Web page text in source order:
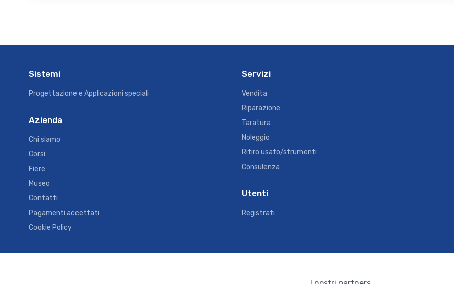
Sistemi
Progettazione e Applicazioni speciali
Azienda
Chi siamo
Corsi
Fiere
Museo
Contatti
Pagamenti accettati
Cookie Policy
Servizi
Vendita
Riparazione
Taratura
Noleggio
Ritiro usato/strumenti
Consulenza
Utenti
Registrati